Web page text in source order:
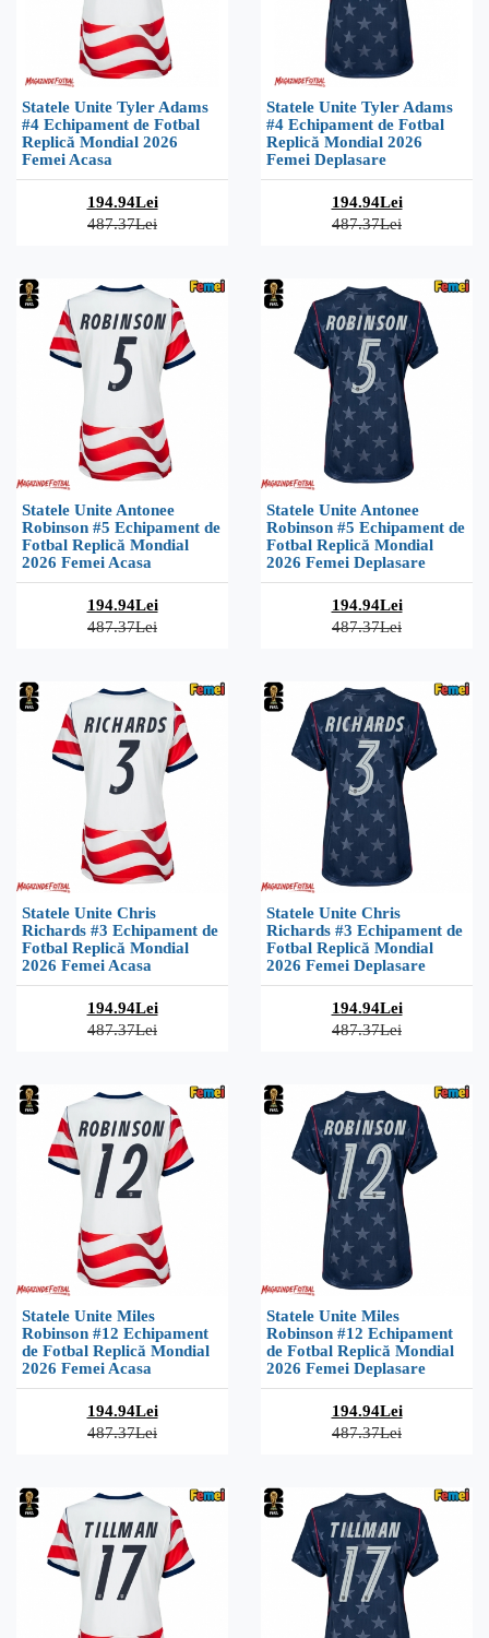
Statele Unite Tyler Adams
#4 Echipament de Fotbal
Replică Mondial 2026
Femei Acasa
194.94Lei
487.37Lei
Statele Unite Tyler Adams
#4 Echipament de Fotbal
Replică Mondial 2026
Femei Deplasare
194.94Lei
487.37Lei
Statele Unite Antonee
Robinson #5 Echipament de
Fotbal Replică Mondial
2026 Femei Acasa
194.94Lei
487.37Lei
Statele Unite Antonee
Robinson #5 Echipament de
Fotbal Replică Mondial
2026 Femei Deplasare
194.94Lei
487.37Lei
Statele Unite Chris
Richards #3 Echipament de
Fotbal Replică Mondial
2026 Femei Acasa
194.94Lei
487.37Lei
Statele Unite Chris
Richards #3 Echipament de
Fotbal Replică Mondial
2026 Femei Deplasare
194.94Lei
487.37Lei
Statele Unite Miles
Robinson #12 Echipament
de Fotbal Replică Mondial
2026 Femei Acasa
194.94Lei
487.37Lei
Statele Unite Miles
Robinson #12 Echipament
de Fotbal Replică Mondial
2026 Femei Deplasare
194.94Lei
487.37Lei